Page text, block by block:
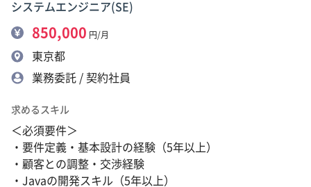
システムエンジニア(SE)
850,000 円/月
東京都
業務委託 / 契約社員
求めるスキル
＜必須要件＞
・要件定義・基本設計の経験（5年以上）
・顧客との調整・交渉経験
・Javaの開発スキル（5年以上）